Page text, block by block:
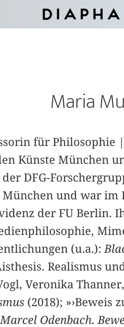
Maria
für Philosophie
Künste München
DFG-
und war im
der FU Berlin.
(u.a.):
Realismus
Veronika
(2018); »›Beweis
Marcel Odenbach.